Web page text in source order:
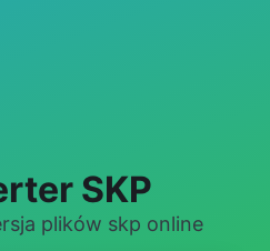
SKP
plików skp online